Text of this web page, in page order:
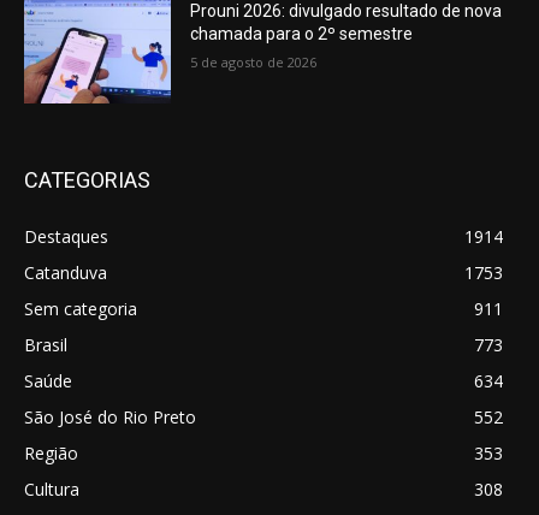
Prouni 2026: divulgado resultado de nova
chamada para o 2º semestre
5 de agosto de 2026
CATEGORIAS
Destaques
1914
Catanduva
1753
Sem categoria
911
Brasil
773
Saúde
634
São José do Rio Preto
552
Região
353
Cultura
308